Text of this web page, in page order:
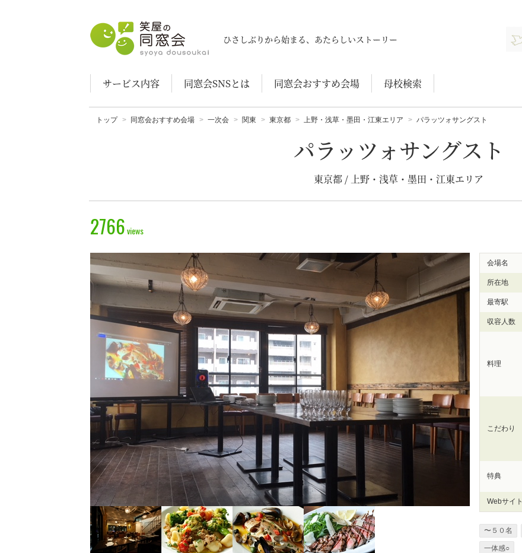
笑屋の同窓会
ひさしぶりから始まる、あたらしいストーリー
サービス内容 同窓会SNSとは 同窓会おすすめ会場 母校検索
トップ 同窓会おすすめ会場 一次会 関東 東京都 上野・浅草・墨田・江東エリア パラッツォサングスト
パラッツォサングスト
東京都 / 上野・浅草・墨田・江東エリア
2766views
会場名
所在地
最寄駅
収容人数
料理
こだわり
特典
Webサイト
〜５０名
一体感○